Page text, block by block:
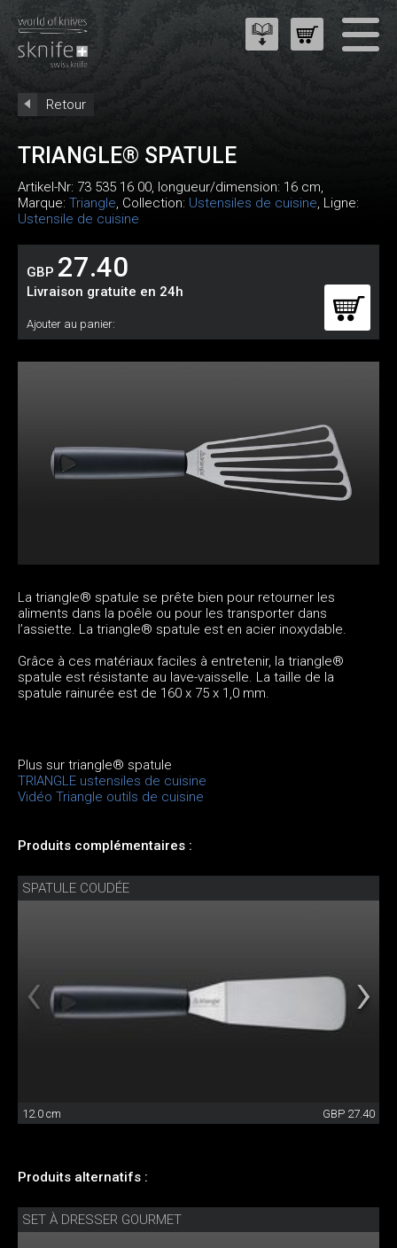
Retour
TRIANGLE® SPATULE
Artikel-Nr: 73 535 16 00, longueur/dimension: 16 cm,
Marque: Triangle, Collection: Ustensiles de cuisine, Ligne:
Ustensile de cuisine
GBP 27.40
Livraison gratuite en 24h
Ajouter au panier:
La triangle® spatule se prête bien pour retourner les
aliments dans la poêle ou pour les transporter dans
l’assiette. La triangle® spatule est en acier inoxydable.
Grâce à ces matériaux faciles à entretenir, la triangle®
spatule est résistante au lave-vaisselle. La taille de la
spatule rainurée est de 160 x 75 x 1,0 mm.
Plus sur triangle® spatule
TRIANGLE ustensiles de cuisine
Vidéo Triangle outils de cuisine
Produits complémentaires :
SPATULE COUDÉE
12.0 cm GBP 27.40
Produits alternatifs :
SET À DRESSER GOURMET